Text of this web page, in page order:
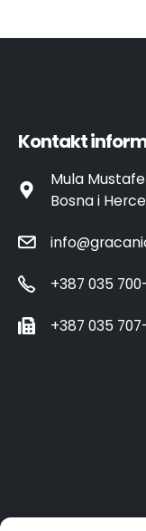
Kontakt
Mula
Bosna i
+387 035
+387 035